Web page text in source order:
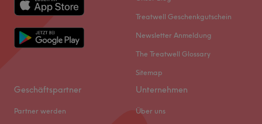
Treatwell Geschenkgutschein
Newsletter Anmeldung
The Treatwell Glossary
Sitemap
Geschäftspartner
Partner werden
Unternehmen
Über uns